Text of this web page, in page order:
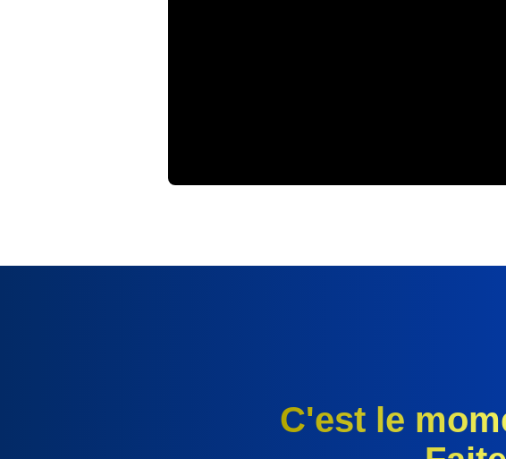
C'est le